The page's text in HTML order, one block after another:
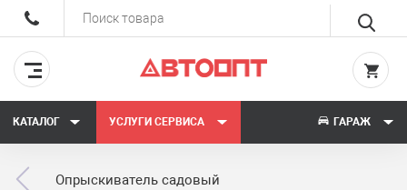
КАТАЛОГ УСЛУГИ СЕРВИСА ГАРАЖ
Опрыскиватель садовый